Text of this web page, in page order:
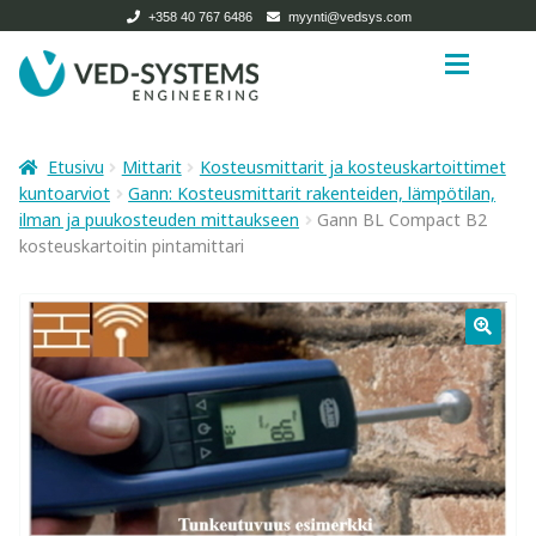
+358 40 767 6486 myynti@vedsys.com
Siirry
navigointiin
Siirry
sisältöön
Tuotteet
Puutavarakuivaamot ja biomassakuivaamot
Pienkuivaamot
Käytetyt kuivaamot
Tuotteet
Yrityksestä
Ota yhteyttä
Search
Etusivu Mittarit
Kosteusmittarit ja kosteuskartoittimet
kuntoarviot
Gann: Kosteusmittarit rakenteiden, lämpötilan,
ilman ja puukosteuden mittaukseen
Gann BL Compact B2
kosteuskartoitin pintamittari